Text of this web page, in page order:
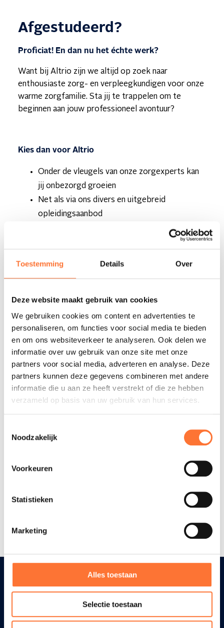
Toestemming Details Over
Deze website maakt gebruik van cookies
We gebruiken cookies om content en advertenties te
personaliseren, om functies voor social media te bieden
en om ons websiteverkeer te analyseren. Ook delen we
informatie over uw gebruik van onze site met onze
partners voor social media, adverteren en analyse. Deze
partners kunnen deze gegevens combineren met andere
informatie die u aan ze heeft verstrekt of die ze hebben
verzameld op basis van uw gebruik van hun services.
Noodzakelijk
Voorkeuren
Statistieken
Marketing
Alles toestaan
Selectie toestaan
Afgestudeerd?
Proficiat! En dan nu het échte werk?
Want bij Altrio zijn we altijd op zoek naar
enthousiaste zorg- en verpleegkundigen voor onze
warme zorgfamilie. Sta jij te trappelen om te
beginnen aan jouw professioneel avontuur?
Kies dan voor Altrio
Onder de vleugels van onze zorgexperts kan
jij onbezorgd groeien
Net als via ons divers en uitgebreid
opleidingsaanbod
Alle administratie? Die nemen wij voor onze
VRAAG JE STAGEPLAATS AAN
IK BEN EEN STUDENT(E)
IK BEN EEN DOCENT(E)
STUDENTEN
Diensten
Wondzorg